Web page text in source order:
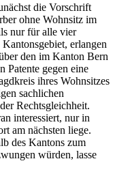
die Vorschrift
ohne Wohnsitz im
nur für alle vier
erlangen
den im Kanton Bern
Patente gegen eine
ihres Wohnsitzes
sachlichen
Rechtsgleichheit.
interessiert, nur in
am nächsten liege.
des Kantons zum
würden, lasse